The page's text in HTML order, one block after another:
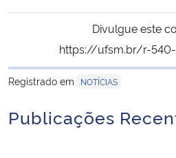
Secretaria de Governo
Advocacia-Geral da União
Divulgue este
https://ufsm.br/r-
Registrado em
NOTÍCIAS
Publicações